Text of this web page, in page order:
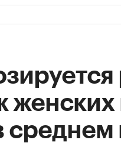
женских
среднем